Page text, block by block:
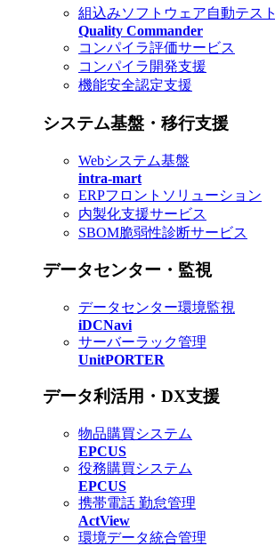
組込みソフトウェア自動テスト
Quality Commander
コンパイラ評価サービス
コンパイラ開発支援
機能安全認定支援
システム基盤・移行支援
Webシステム基盤
intra-mart
ERPフロントソリューション
内製化支援サービス
SBOM脆弱性診断サービス
データセンター・監視
データセンター環境監視
iDCNavi
サーバーラック管理
UnitPORTER
データ利活用・DX支援
物品購買システム
EPCUS
役務購買システム
EPCUS
携帯電話 勤怠管理
ActView
環境データ統合管理